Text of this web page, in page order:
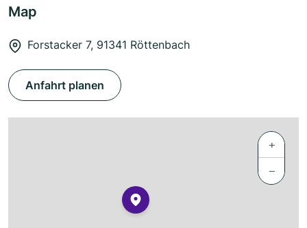
Map
Forstacker 7, 91341 Röttenbach
Anfahrt planen
+
−